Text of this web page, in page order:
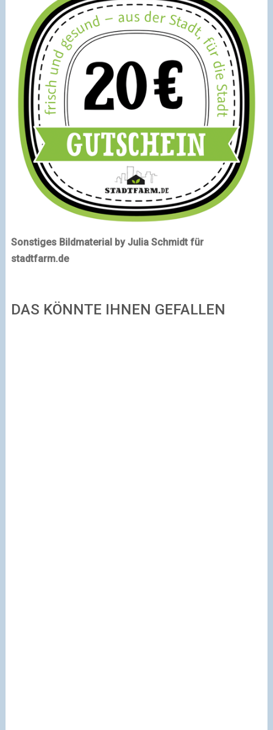
Sonstiges Bildmaterial by Julia Schmidt für
stadtfarm.de
DAS KÖNNTE IHNEN GEFALLEN